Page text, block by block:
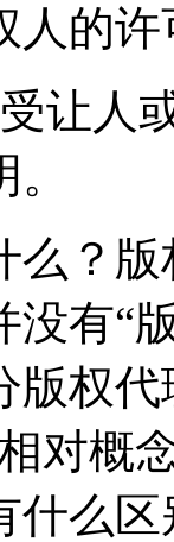
人的
让人
么？
没有“
版权
对概
什么